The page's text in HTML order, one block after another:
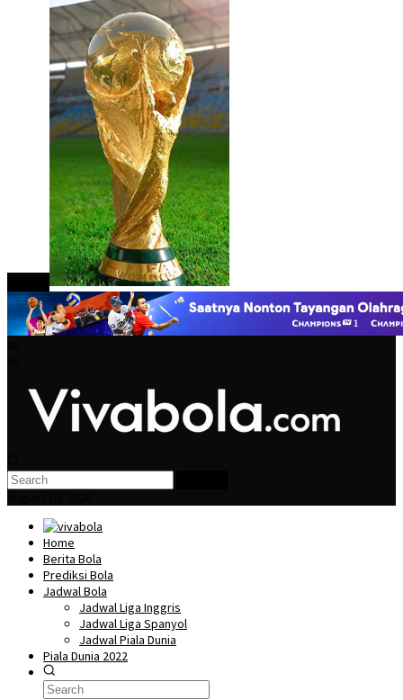
Home
Berita Bola
Prediksi Bola
Jadwal Bola
Jadwal Liga Inggris
Jadwal Liga Spanyol
Jadwal Piala Dunia
Piala Dunia 2022